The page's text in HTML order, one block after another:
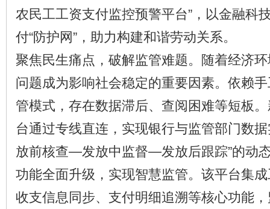
农民工工资支付监控预警平台”，以金融科
付“防护网”，助力构建和谐劳动关系。
聚焦民生痛点，破解监管难题。随着经济
问题成为影响社会稳定的重要因素。依赖
管模式，存在数据滞后、查阅困难等短板
台通过专线直连，实现银行与监管部门数
放前核查—发放中监督—发放后跟踪”的动
功能全面升级，实现智慧监管。该平台集
收支信息同步、支付明细追溯等核心功能